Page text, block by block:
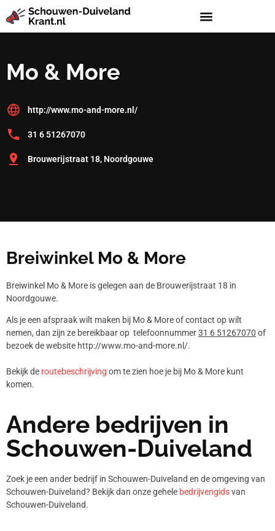
Mo & More
http://www.mo-and-more.nl/
31 6 51267070
Brouwerijstraat 18, Noordgouwe
Breiwinkel Mo & More
Breiwinkel Mo & More is gelegen aan de Brouwerijstraat 18 in
Noordgouwe.
Als je een afspraak wilt maken bij Mo & More of contact op wilt
nemen, dan zijn ze bereikbaar op telefoonnummer31 6 51267070 of
bezoek de website http://www.mo-and-more.nl/.
Bekijk de routebeschrijving om te zien hoe je bij Mo & More kunt
komen.
Andere bedrijven in
Schouwen-Duiveland
Zoek je een ander bedrijf in Schouwen-Duiveland en de omgeving van
Schouwen-Duiveland? Bekijk dan onze gehele bedrijvengidsvan
Schouwen-Duiveland.